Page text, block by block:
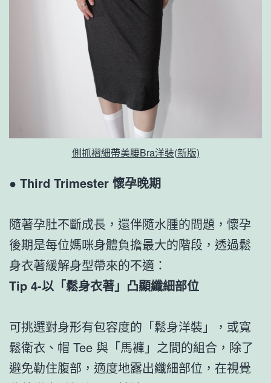
側抓褶細帶美腰Bra洋裝(新版)
● Third Trimester 懷孕晚期
隨著孕肚不斷成長，還伴隨水腫的問題，懷孕
後期是每位媽咪身體負擔最大的階段，透過鬆
身衣著緩解身型帶來的不適：
Tip 4-以「鬆身衣著」凸顯纖細部位
可挑選對身形有包容度的「鬆身洋裝」，或寬
鬆衛衣、帽 Tee 與「馬褲」之間的組合，除了
避免勒住腹部，適度地露出纖細部位，在視覺